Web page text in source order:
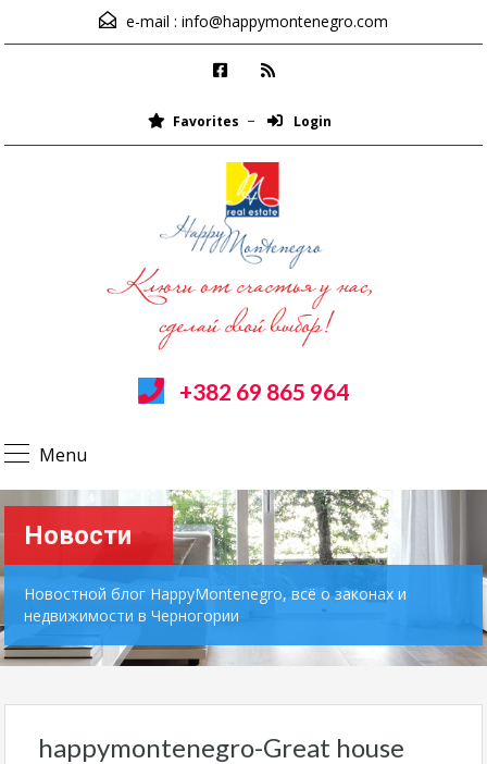
e-mail : info@happymontenegro.com
Favorites Login
+382 69 865 964
Menu
Новости
Новостной блог HappyMontenegro, всё о законах и
недвижимости в Черногории
happymontenegro-Great house